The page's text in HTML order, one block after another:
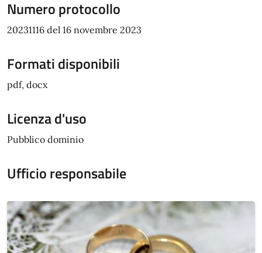
Numero protocollo
20231116 del 16 novembre 2023
Formati disponibili
pdf, docx
Licenza d'uso
Pubblico dominio
Ufficio responsabile